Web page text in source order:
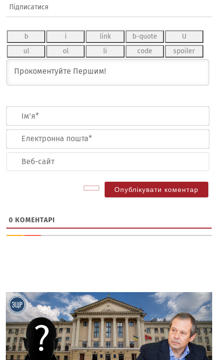
Підписатися
0 КОМЕНТАРІ